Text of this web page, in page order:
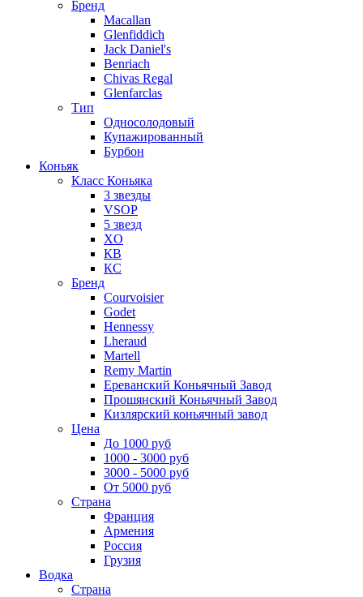
Бренд
Macallan
Glenfiddich
Jack Daniel's
Benriach
Chivas Regal
Glenfarclas
Тип
Односолодовый
Купажированный
Бурбон
Коньяк
Класс Коньяка
3 звезды
VSOP
5 звезд
XO
КВ
КС
Бренд
Courvoisier
Godet
Hennessy
Lheraud
Martell
Remy Martin
Ереванский Коньячный Завод
Прошянский Коньячный Завод
Кизлярский коньячный завод
Цена
До 1000 руб
1000 - 3000 руб
3000 - 5000 руб
От 5000 руб
Страна
Франция
Армения
Россия
Грузия
Водка
Страна